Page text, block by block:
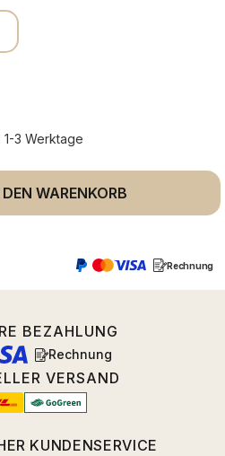
3 Werktage
den gewünschten
DEN WARENKORB
Rechnung
BEZAHLUNG
Rechnung
VERSAND
KUNDENSERVICE